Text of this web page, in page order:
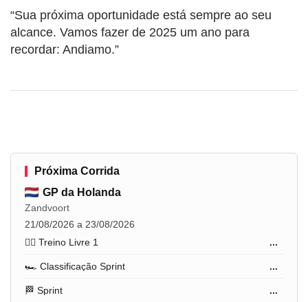
“Sua próxima oportunidade está sempre ao seu
alcance. Vamos fazer de 2025 um ano para
recordar: Andiamo.”
Próxima Corrida
GP da Holanda
Zandvoort
21/08/2026 a 23/08/2026
🏋️‍♂️ Treino Livre 1
...
🏎️ Classificação Sprint ...
🏁 Sprint ...